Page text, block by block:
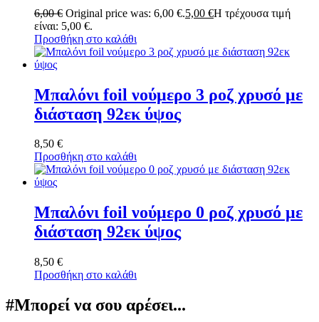
6,00€ Original price was: 6,00 €.5,00 €Η τρέχουσα τιμή
είναι: 5,00 €.
Προσθήκη στο καλάθι
Μπαλόνι foil νούμερο 3 ροζ χρυσό με
διάσταση 92εκ ύψος
8,50 €
Προσθήκη στο καλάθι
Μπαλόνι foil νούμερο 0 ροζ χρυσό με
διάσταση 92εκ ύψος
8,50 €
Προσθήκη στο καλάθι
#Μπορεί να σου αρέσει...